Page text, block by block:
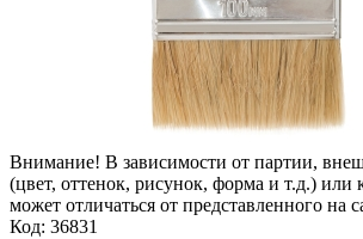
Внимание! В зависимости от партии,
(цвет, оттенок, рисунок, форма и т.д.) или
может отличаться от представленного на
Код: 36831